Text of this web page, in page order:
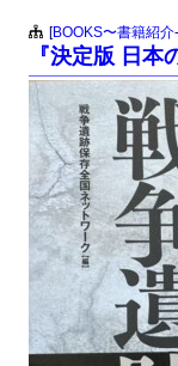
c
e
b
o
o
k
st
o
d
o
n
[BOOKS〜書籍紹介
『決定版 日本